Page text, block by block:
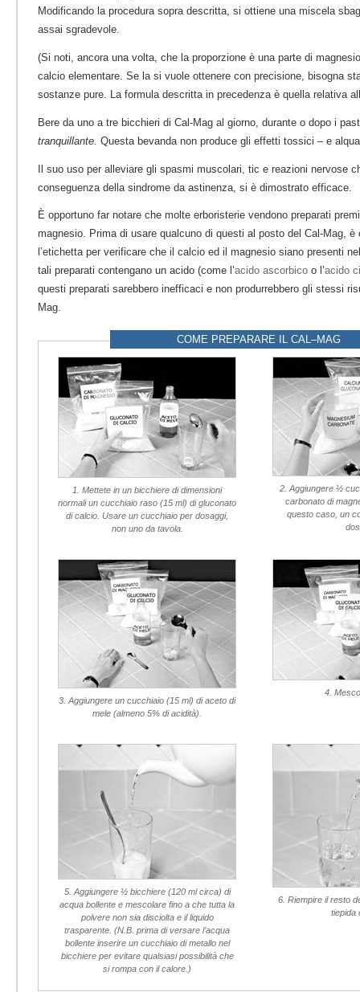
Modificando la procedura sopra descritta, si ottiene una miscela
assai sgradevole.
(Si noti, ancora una volta, che la proporzione è una parte di
calcio elementare. Se la si vuole ottenere con precisione, bisogna
sostanze pure. La formula descritta in precedenza è quella relativa
Bere da uno a tre bicchieri di Cal-Mag al giorno, durante o dopo i
tranquillante. Questa bevanda non produce gli effetti tossici – e
Il suo uso per alleviare gli spasmi muscolari, tic e reazioni nervose
conseguenza della sindrome da astinenza, si è dimostrato efficace.
È opportuno far notare che molte erboristerie vendono preparati
magnesio. Prima di usare qualcuno di questi al posto del Cal-Mag, è
l’etichetta per verificare che il calcio ed il magnesio siano presenti
tali preparati contengano un acido (come l’acido ascorbico o l’acido
questi preparati sarebbero inefficaci e non produrrebbero gli stessi
Mag.
COME PREPARARE IL CAL–MAG
1. Mettete in un bicchiere di dimensioni
normali un cucchiaio raso (15 ml) di gluconato
di calcio. Usare un cucchiaio per dosaggi,
non uno da tavola.
2. Aggiungere ½
carbonato di
questo caso, un
3. Aggiungere un cucchiaio (15 ml) di aceto di
mele (almeno 5% di acidità).
4.
5. Aggiungere ½ bicchiere (120 ml circa) di
acqua bollente e mescolare fino a che tutta la
polvere non sia disciolta e il liquido
trasparente. (N.B. prima di versare l’acqua
bollente inserire un cucchiaio di metallo nel
bicchiere per evitare qualsiasi possibilità che
si rompa con il calore.)
6. Riempire il resto
tiepida